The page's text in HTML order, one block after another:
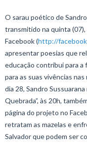
O sarau poético de
transmitido na quinta (07),
Facebook (http://
apresentar poesias que
educação contribui para a
para as suas vivências
dia 28, Sandro
Quebrada”, às 20h,
página do projeto no
retratam as mazelas e
Salvador que podem ser